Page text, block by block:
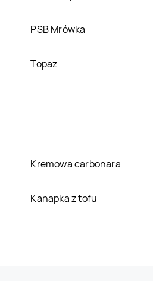
PSB Mrówka
Topaz
Kremowa carbonara
Kanapka z tofu